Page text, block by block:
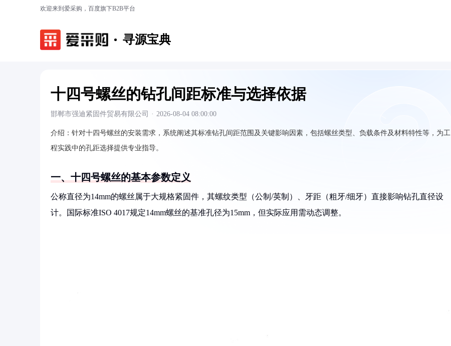
欢迎来到爱采购，百度旗下B2B平台
寻源宝典
十四号螺丝的钻孔间距标准与选择依据
邯郸市强迪紧固件贸易有限公司 · 2026-08-04 08:00:00
介绍： 针对十四号螺丝的安装需求，系统阐述其标准钻孔间距范围及关键影响因素，包括螺丝类型、负载条件及材料特性等，为工
程实践中的孔距选择提供专业指导。
一、十四号螺丝的基本参数定义
公称直径为14mm的螺丝属于大规格紧固件，其螺纹类型（公制/英制）、牙距（粗牙/细牙）直接影响钻孔直径设
计。国际标准ISO 4017规定14mm螺丝的基准孔径为15mm，但实际应用需动态调整。